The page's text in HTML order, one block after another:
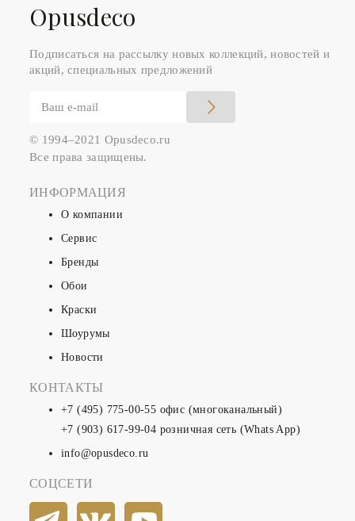
Оpusdeco
Подписаться на рассылку новых коллекций, новостей и
акций, специальных предложений
© 1994–2021 Opusdeco.ru
Все права защищены.
ИНФОРМАЦИЯ
О компании
Сервис
Бренды
Обои
Краски
Шоурумы
Новости
КОНТАКТЫ
+7 (495) 775-00-55 офис (многоканальный)
+7 (903) 617-99-04 розничная сеть (Whats App)
info@opusdeco.ru
СОЦСЕТИ